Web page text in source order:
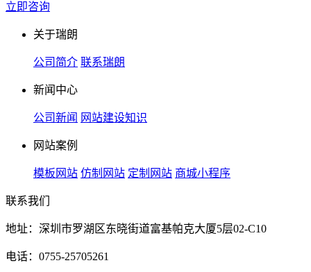
立即咨询
关于瑞朗
公司简介 联系瑞朗
新闻中心
公司新闻 网站建设知识
网站案例
模板网站 仿制网站 定制网站 商城小程序
联系我们
地址：深圳市罗湖区东晓街道富基帕克大厦5层02-C10
电话：0755-25705261